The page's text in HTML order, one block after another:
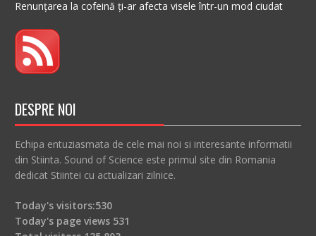
Renunțarea la cofeină ți-ar afecta visele într-un mod ciudat
DESPRE NOI
Echipa entuziasmata de cele mai noi si interesante informatii
din Stiinta. Sound of Science este primul site din Romania
dedicat Stiintei cu actualizari zilnice.
Today's visitors:530
Today's page views 531